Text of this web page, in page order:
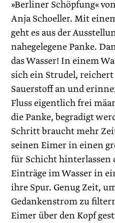
»Berliner Schöpfung«
Anja Schoeller. Mit
geht es aus der
nahegelegene Panke.
das Wasser! In einem
sich ein Strudel, reichert
Sauerstoff an und
Fluss eigentlich frei
die Panke, begradigt
Schritt braucht mehr
seinen Eimer in einen
für Schicht hinterlassen
Einträge im Wasser in
ihre Spur. Genug Zeit,
Gedankenstrom zu
Eimer über den Kopf